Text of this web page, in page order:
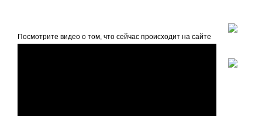
Посмотрите видео о том, что сейчас происходит на сайте